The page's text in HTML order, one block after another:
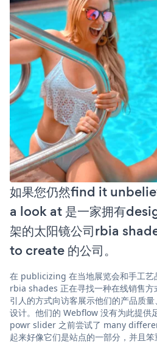
如果您仍然find it
a look at 是一家拥有
架的太阳镜公司rbia
to create 的公司。
在 publicizing 在当地展览会和手工艺
rbia shades 正在寻找一种在线销售
引人的方式向访客展示他们的产品质
设计。他们的 Webflow 没有为此提供
powr slider 之前尝试了 many
起来好像它们是站点的一部分，并且笨